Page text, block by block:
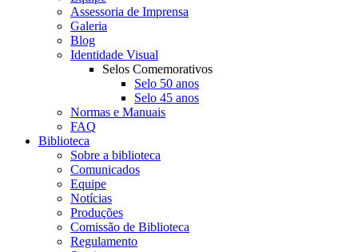
Assessoria de Imprensa
Galeria
Blog
Identidade Visual
Selos Comemorativos
Selo 50 anos
Selo 45 anos
Normas e Manuais
FAQ
Biblioteca
Sobre a biblioteca
Comunicados
Equipe
Notícias
Produções
Comissão de Biblioteca
Regulamento